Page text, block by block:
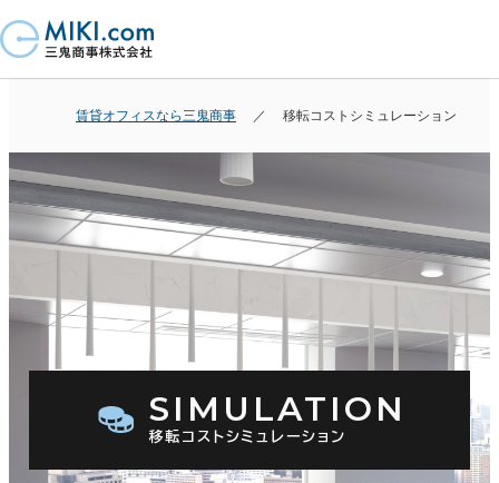
賃貸オフィスなら三鬼商事 移転コストシミュレーション
SIMULATION
移転コストシミュレーション